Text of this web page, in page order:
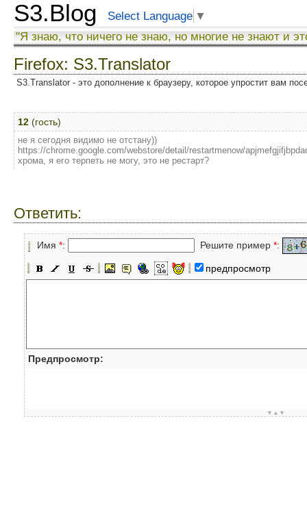
S3.Blog Select Language ▼
"Я знаю, что ничего не знаю, но многие не знают и
Firefox: S3.Translator
S3.Translator - это дополнение к браузеру, которое упростит вам
12 (гость)
не я сегодня видимо не отстану))
https://chrome.google.com/webstore/detail/restartmenow/
хрома, я его терпеть не могу, это не рестарт?
Ответить:
Имя *: Решите пример *:
предпросмотр
Предпросмотр:
▼▲▼